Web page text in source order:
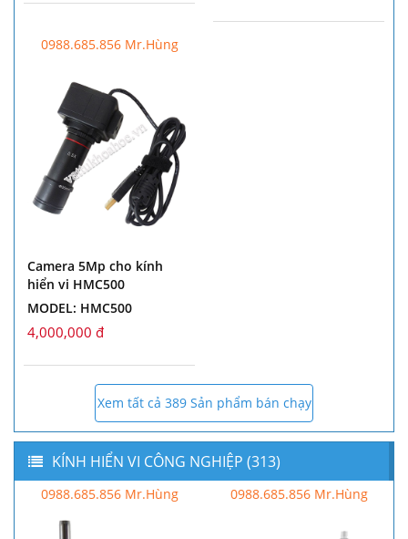
0988.685.856 Mr.Hùng
Camera 5Mp cho kính
hiển vi HMC500
MODEL: HMC500
4,000,000 đ
Xem tất cả 389 Sản phẩm bán chạy
KÍNH HIỂN VI CÔNG NGHIỆP (313)
0988.685.856 Mr.Hùng 0988.685.856 Mr.Hùng